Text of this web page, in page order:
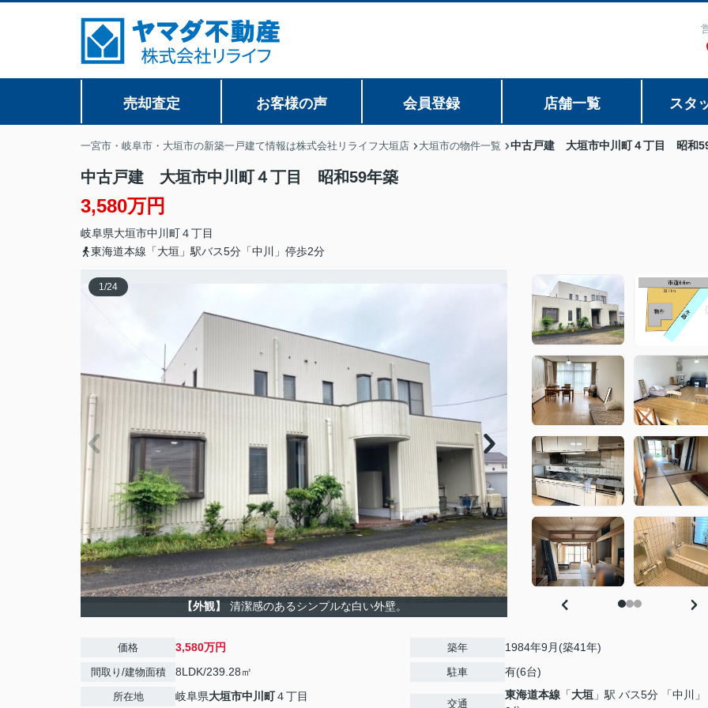
売却査定 お客様の声 会員登録 店舗一覧 スタ
一宮市・岐阜市・大垣市の新築一戸建て情報は株式会社リライフ大垣店 大垣市の物件一覧 中古戸建 大垣市中川町４丁目 昭和
中古戸建 大垣市中川町４丁目 昭和59年築
3,580万円
岐阜県大垣市中川町４丁目
東海道本線「大垣」駅バス5分「中川」停歩2分
1/24
【外観】 清潔感のあるシンプルな白い外壁。
価格 3,580万円
間取り/建物面積 8LDK/239.28㎡
所在地 岐阜県大垣市中川町４丁目
築年 1984年9月(築41年)
駐車 有(6台)
交通
東海道本線 「大垣 」駅 バス5分 「中川